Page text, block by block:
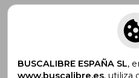
Suscríbete para
BUSCALIBRE ESPAÑA SL,
www.buscalibre.es, utiliza